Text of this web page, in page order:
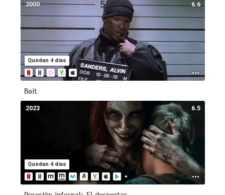
6.6
Quedan 4 días
2000
Bait
6.5
Quedan 4 días
2023